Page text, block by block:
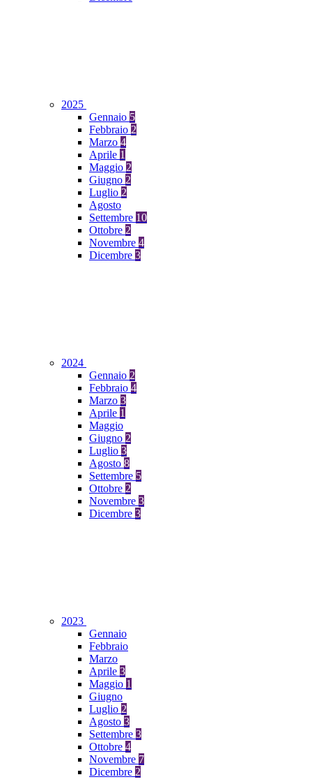
2025
Gennaio 5
Febbraio 2
Marzo 4
Aprile 1
Maggio 2
Giugno 2
Luglio 2
Agosto
Settembre 10
Ottobre 2
Novembre 4
Dicembre 3
2024
Gennaio 2
Febbraio 4
Marzo 3
Aprile 1
Maggio
Giugno 2
Luglio 3
Agosto 8
Settembre 5
Ottobre 2
Novembre 3
Dicembre 3
2023
Gennaio
Febbraio
Marzo
Aprile 3
Maggio 1
Giugno
Luglio 2
Agosto 3
Settembre 3
Ottobre 4
Novembre 7
Dicembre 2